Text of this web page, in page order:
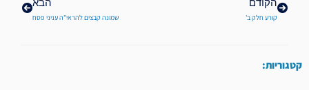
קורע חלק ב' שמונה קבצים להראי"ה עניני פסח
קטגוריות: